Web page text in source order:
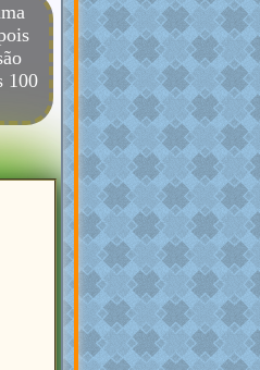
100